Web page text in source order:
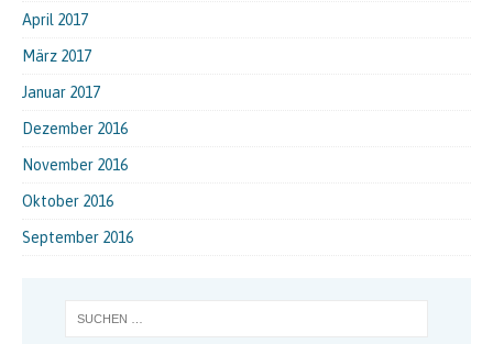
April 2017
März 2017
Januar 2017
Dezember 2016
November 2016
Oktober 2016
September 2016